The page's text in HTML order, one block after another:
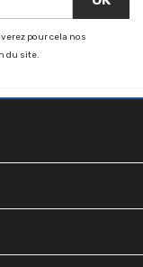
pour cela nos
du site.